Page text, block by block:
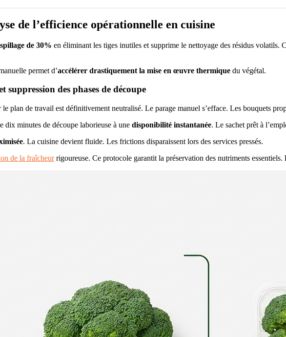
de l’efficience opérationnelle en cuisine
de 30% en éliminant les tiges inutiles et supprime le nettoyage des résidus volatils.
permet d’accélérer drastiquement la mise en œuvre thermique du végétal.
des phases de découpe
plan de travail est définitivement neutralisé. Le parage manuel s’efface. Les bouquets
dix minutes de découpe laborieuse à une disponibilité instantanée. Le sachet prêt à
. La cuisine devient fluide. Les frictions disparaissent lors des services pressés.
de la fraîcheurrigoureuse. Ce protocole garantit la préservation des nutriments essentiels.